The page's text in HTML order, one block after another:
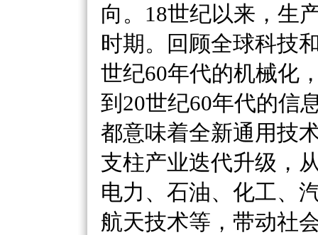
向。 18世纪以来，生
时期。回顾全球科技
世纪60年代的机械化
到20世纪60年代的信
都意味着全新通用技
支柱产业迭代升级，
电力、石油、化工、
航天技术等，带动社